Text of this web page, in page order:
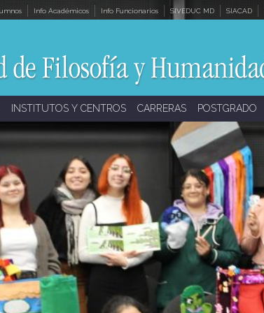
Info Académicos Info Funcionarios SIVEDUC MD SIACAD
INSTITUTOS Y CENTROS CARRERAS POSTGRADO